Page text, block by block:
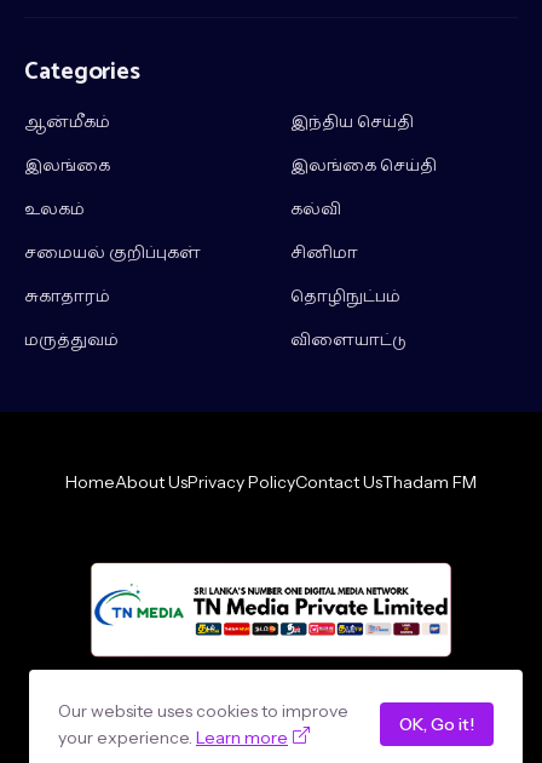
Categories
ஆன்மீகம்
இந்திய செய்தி
இலங்கை
இலங்கை செய்தி
உலகம்
கல்வி
சமையல் குறிப்புகள்
சினிமா
சுகாதாரம்
தொழிநுட்பம்
மருத்துவம்
விளையாட்டு
HomeAbout UsPrivacy PolicyContact UsThadam FM
Our website uses cookies to improve
your experience. Learn more
OK, Go it!